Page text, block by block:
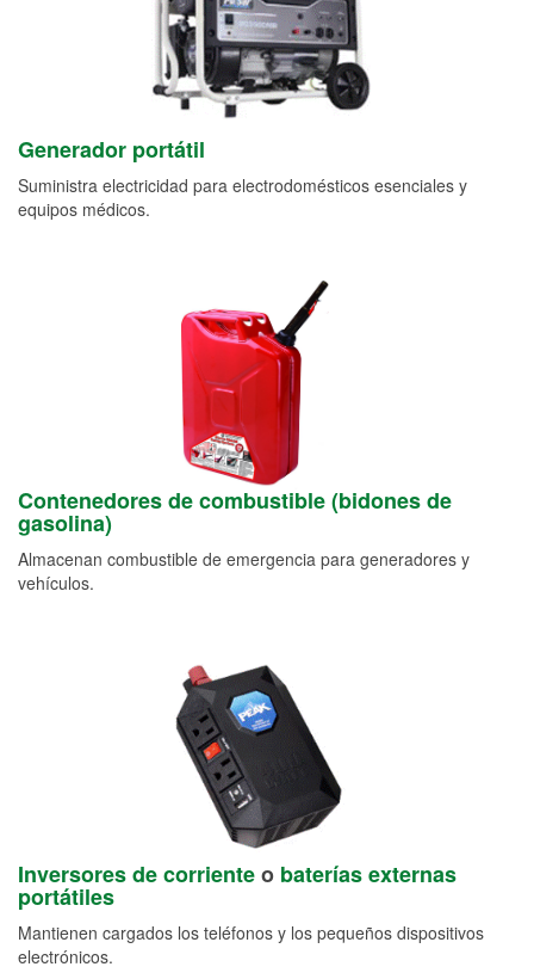
Generador portátil
Suministra electricidad para electrodomésticos esenciales y
equipos médicos.
Contenedores de combustible (bidones de
gasolina)
Almacenan combustible de emergencia para generadores y
vehículos.
Inversores de corrienteo baterías externas
portátiles
Mantienen cargados los teléfonos y los pequeños dispositivos
electrónicos.